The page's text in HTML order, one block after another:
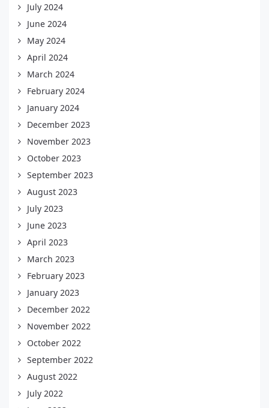
July 2024
June 2024
May 2024
April 2024
March 2024
February 2024
January 2024
December 2023
November 2023
October 2023
September 2023
August 2023
July 2023
June 2023
April 2023
March 2023
February 2023
January 2023
December 2022
November 2022
October 2022
September 2022
August 2022
July 2022